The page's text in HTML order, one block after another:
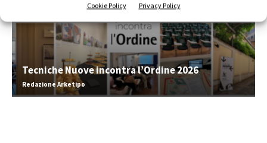
Cookie Policy Privacy Policy
Tecniche Nuove incontra l’Ordine 2026
Redazione Arketipo